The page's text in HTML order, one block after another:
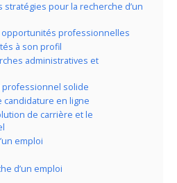
stratégies pour la recherche d’un
professionnelles
à son profil
administratives et
solide
candidature en ligne
de carrière et le
emploi
d’un emploi